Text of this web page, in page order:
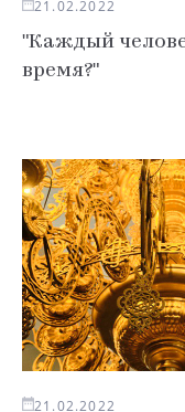
21.02.2022
"Каждый
время?"
21.02.2022